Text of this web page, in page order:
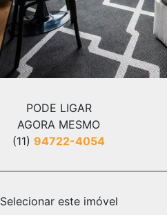
PODE LIGAR
AGORA MESMO
(11) 94722-4054
Selecionar este imóvel